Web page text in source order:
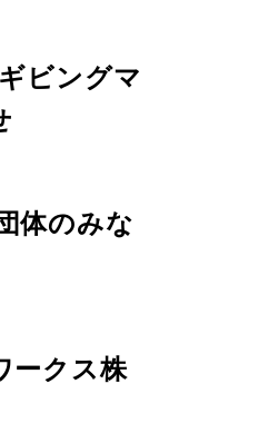
ビングマ
体のみな
ークス株